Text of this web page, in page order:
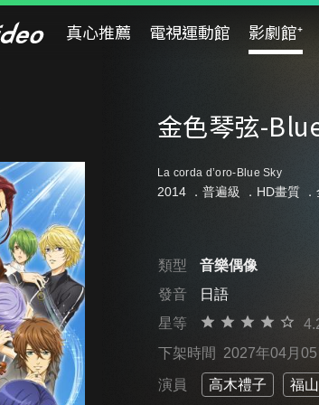
真心推薦 電視運動館 影劇館⁺
金色琴弦-
La corda d’oro-Blue Sky
2014 ． 普遍級 ．HD畫質
類型
音樂偶像
發音
日語
星等
下架時間 2027年04月05
演員 高木禮子 福